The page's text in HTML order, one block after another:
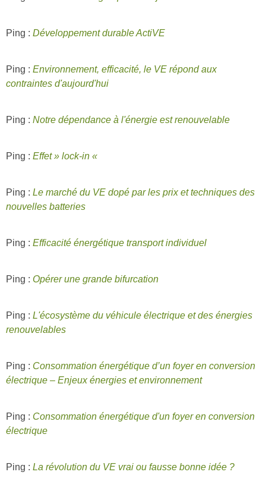
Ping : Développement durable ActiVE
Ping : Environnement, efficacité, le VE répond aux
contraintes d'aujourd'hui
Ping : Notre dépendance à l'énergie est renouvelable
Ping : Effet » lock-in «
Ping : Le marché du VE dopé par les prix et techniques des
nouvelles batteries
Ping : Efficacité énergétique transport individuel
Ping : Opérer une grande bifurcation
Ping : L'écosystème du véhicule électrique et des énergies
renouvelables
Ping : Consommation énergétique d’un foyer en conversion
électrique – Enjeux énergies et environnement
Ping : Consommation énergétique d'un foyer en conversion
électrique
Ping : La révolution du VE vrai ou fausse bonne idée ?